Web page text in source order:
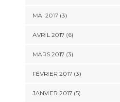
MAI 2017 (3)
AVRIL 2017 (6)
MARS 2017 (3)
FÉVRIER 2017 (3)
JANVIER 2017 (5)